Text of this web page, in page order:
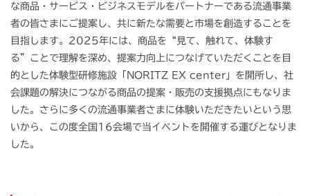
な商品・サービス・ビジネスモデルをパートナーである流通事業
者の皆さまにご提案し、共に新たな需要と市場を創造することを
目指します。2025年には、商品を “ 見て、触れて、体験す
る” ことで理解を深め、提案力向上につなげていただくことを目
的とした体験型研修施設「 NORITZ EX center 」を開所し、社
会課題の解決につながる商品の提案・販売の支援拠点にもなりま
した。さらに多くの流通事業者さまに体験いただきたいという思
いから、この度全国 16会場で当イベントを開催する運びとなりま
した。